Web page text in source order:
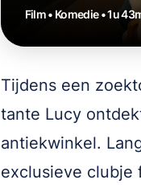
Film • Komedie • 1u
Tijdens een
tante Lucy
antiekwinkel.
exclusieve clubje